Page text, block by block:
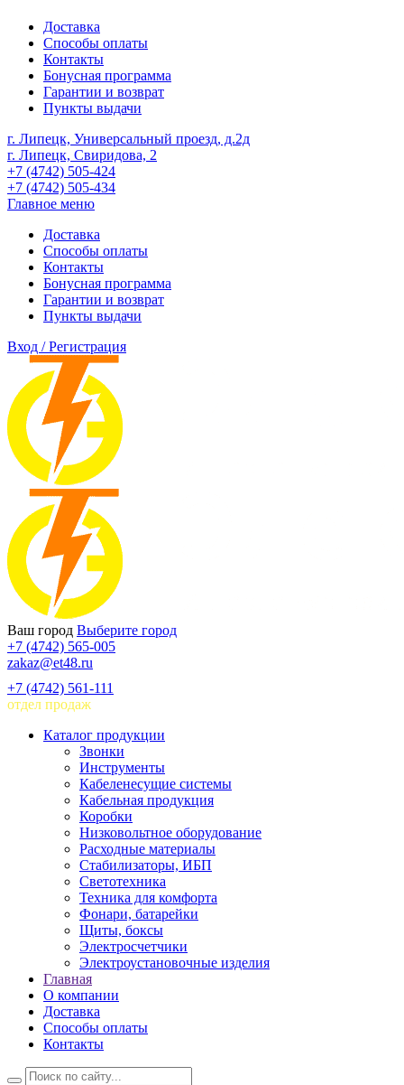
Доставка
Способы оплаты
Контакты
Бонусная программа
Гарантии и возврат
Пункты выдачи
г. Липецк, Универсальный проезд, д.2д
г. Липецк, Свиридова, 2
+7 (4742) 505-424
+7 (4742) 505-434
Главное меню
Доставка
Способы оплаты
Контакты
Бонусная программа
Гарантии и возврат
Пункты выдачи
Вход / Регистрация
Ваш город Выберите город
+7 (4742) 565-005
zakaz@et48.ru
+7 (4742) 561-111
отдел продаж
Каталог продукции
Звонки
Инструменты
Кабеленесущие системы
Кабельная продукция
Коробки
Низковольтное оборудование
Расходные материалы
Стабилизаторы, ИБП
Светотехника
Техника для комфорта
Фонари, батарейки
Щиты, боксы
Электросчетчики
Электроустановочные изделия
Главная
О компании
Доставка
Способы оплаты
Контакты